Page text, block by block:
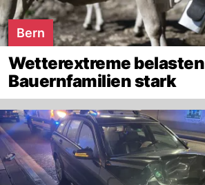
Bern
Wetterextreme belasten
Bauernfamilien stark